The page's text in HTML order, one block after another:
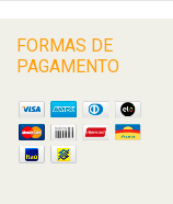
FORMAS DE
PAGAMENTO